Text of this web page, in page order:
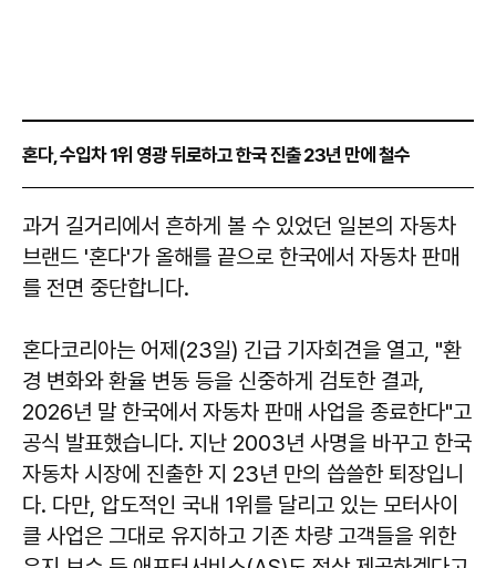
혼다, 수입차 1위 영광 뒤로하고 한국 진출 23년 만에 철수
과거 길거리에서 흔하게 볼 수 있었던 일본의 자동차
브랜드 '혼다'가 올해를 끝으로 한국에서 자동차 판매
를 전면 중단합니다.
혼다코리아는 어제(23일) 긴급 기자회견을 열고, "환
경 변화와 환율 변동 등을 신중하게 검토한 결과,
2026년 말 한국에서 자동차 판매 사업을 종료한다"고
공식 발표했습니다. 지난 2003년 사명을 바꾸고 한국
자동차 시장에 진출한 지 23년 만의 씁쓸한 퇴장입니
다. 다만, 압도적인 국내 1위를 달리고 있는 모터사이
클 사업은 그대로 유지하고 기존 차량 고객들을 위한